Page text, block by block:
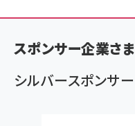
ン
く
ず
スポンサー企業さま
シルバースポンサー